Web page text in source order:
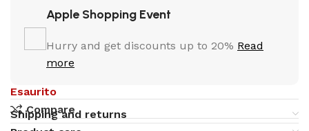
Apple Shopping Event
Hurry and get discounts up to 20% Read
more
Esaurito
Compare
Shipping and returns